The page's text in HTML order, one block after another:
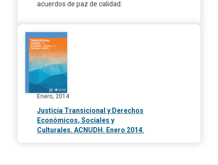
Enero, 2014
Justicia Transicional y Derechos
Económicos, Sociales y
Culturales. ACNUDH. Enero 2014.
acuerdos de paz de calidad.